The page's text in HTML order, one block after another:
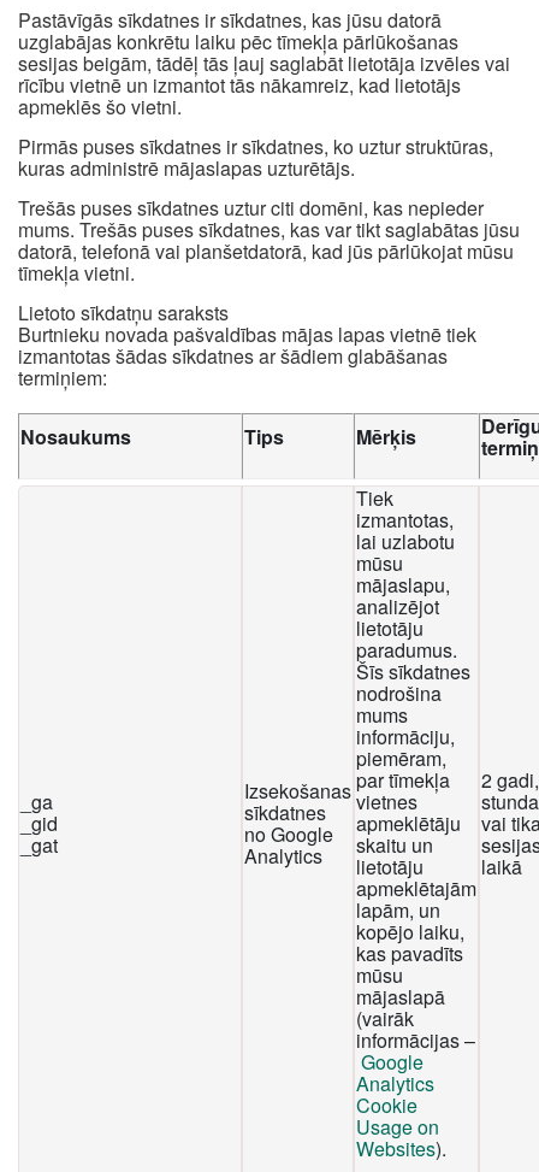
Pastāvīgās sīkdatnes ir sīkdatnes, kas jūsu datorā
uzglabājas konkrētu laiku pēc tīmekļa pārlūkošanas
sesijas beigām, tādēļ tās ļauj saglabāt lietotāja izvēles vai
rīcību vietnē un izmantot tās nākamreiz, kad lietotājs
apmeklēs šo vietni.
Pirmās puses sīkdatnes ir sīkdatnes, ko uztur struktūras,
kuras administrē mājaslapas uzturētājs.
Trešās puses sīkdatnes uztur citi domēni, kas nepieder
mums. Trešās puses sīkdatnes, kas var tikt saglabātas jūsu
datorā, telefonā vai planšetdatorā, kad jūs pārlūkojat mūsu
tīmekļa vietni.
Lietoto sīkdatņu saraksts
Burtnieku novada pašvaldības mājas lapas vietnē tiek
izmantotas šādas sīkdatnes ar šādiem glabāšanas
termiņiem:
Nosaukums Tips Mērķis
_ga
_gid
_gat
Izsekošanas
sīkdatnes
no Google
Analytics
Tiek
izmantotas,
lai uzlabotu
mūsu
mājaslapu,
analizējot
lietotāju
paradumus.
Šīs sīkdatnes
nodrošina
mums
informāciju,
piemēram,
par tīmekļa
vietnes
apmeklētāju
skaitu un
lietotāju
apmeklētajām
lapām, un
kopējo laiku,
kas pavadīts
mūsu
mājaslapā
(vairāk
informācijas –
Google
Analytics
Cookie
Usage on
Websites).
2
vai
laikā